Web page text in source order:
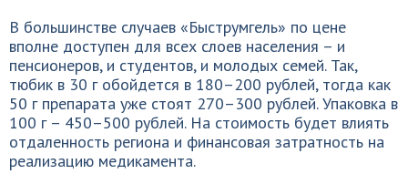
В большинстве случаев «Быструмгель» по цене
вполне доступен для всех слоев населения – и
пенсионеров, и студентов, и молодых семей. Так,
тюбик в 30 г обойдется в 180–200 рублей, тогда как
50 г препарата уже стоят 270–300 рублей. Упаковка в
100 г – 450–500 рублей. На стоимость будет влиять
отдаленность региона и финансовая затратность на
реализацию медикамента.